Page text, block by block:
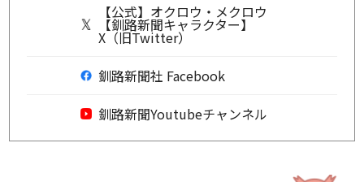
【公式】オクロウ・メクロウ
【釧路新聞キャラクター】
X（旧Twitter）
釧路新聞社 Facebook
釧路新聞Youtubeチャンネル